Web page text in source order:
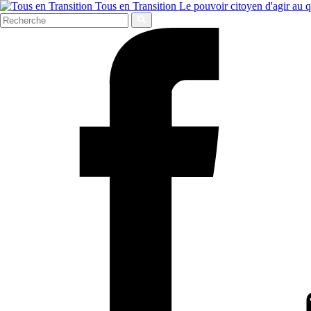
Tous en Transition Le pouvoir citoyen d'agir au